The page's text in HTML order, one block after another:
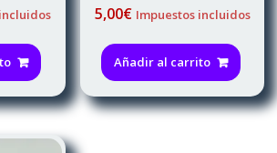
5,00€ Impuestos incluidos
Añadir al carrito